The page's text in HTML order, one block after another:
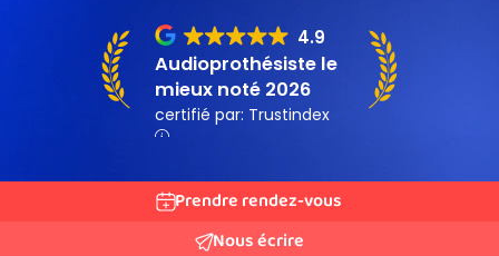
Prendre rendez-vous
Nous écrire